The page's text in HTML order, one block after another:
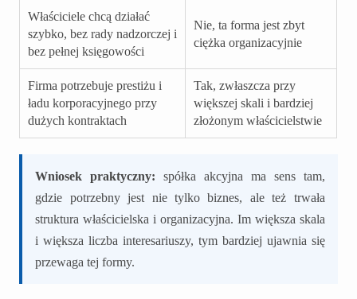
Właściciele chcą działać
szybko, bez rady nadzorczej i
bez pełnej księgowości
Nie, ta forma jest zbyt
ciężka organizacyjnie
Firma potrzebuje prestiżu i
ładu korporacyjnego przy
dużych kontraktach
Tak, zwłaszcza przy
większej skali i bardziej
złożonym właścicielstwie
Wniosek praktyczny: spółka akcyjna ma sens tam,
gdzie potrzebny jest nie tylko biznes, ale też trwała
struktura właścicielska i organizacyjna. Im większa skala
i większa liczba interesariuszy, tym bardziej ujawnia się
przewaga tej formy.